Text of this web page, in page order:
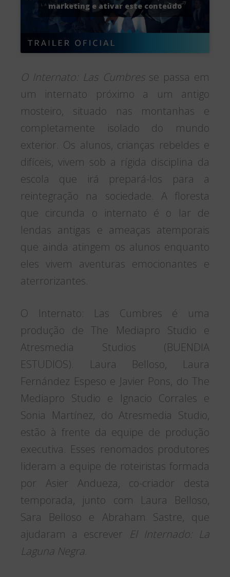
marketing e ativar este conteúdo
O Internato: Las Cumbresse passa em
um internato próximo a um antigo
mosteiro, situado nas montanhas e
completamente isolado do mundo
exterior. Os alunos, crianças rebeldes e
difíceis, vivem sob a rígida disciplina da
escola que irá prepará-los para a
reintegração na sociedade. A floresta
que circunda o internato é o lar de
lendas antigas e ameaças atemporais
que ainda atingem os alunos enquanto
eles vivem aventuras emocionantes e
aterrorizantes.
O Internato: Las Cumbres é uma
produção de The Mediapro Studio e
Atresmedia Studios (BUENDIA
ESTUDIOS). Laura Belloso, Laura
Fernández Espeso e Javier Pons, do The
Mediapro Studio e Ignacio Corrales e
Sonia Martínez, do Atresmedia Studio,
estão à frente da equipe de produção
executiva. Esses renomados produtores
lideram a equipe de roteiristas formada
por Asier Andueza, co-criador desta
temporada, junto com Laura Belloso,
Sara Belloso e Abraham Sastre, que
ajudaram a escrever El Internado: La
Laguna Negra.